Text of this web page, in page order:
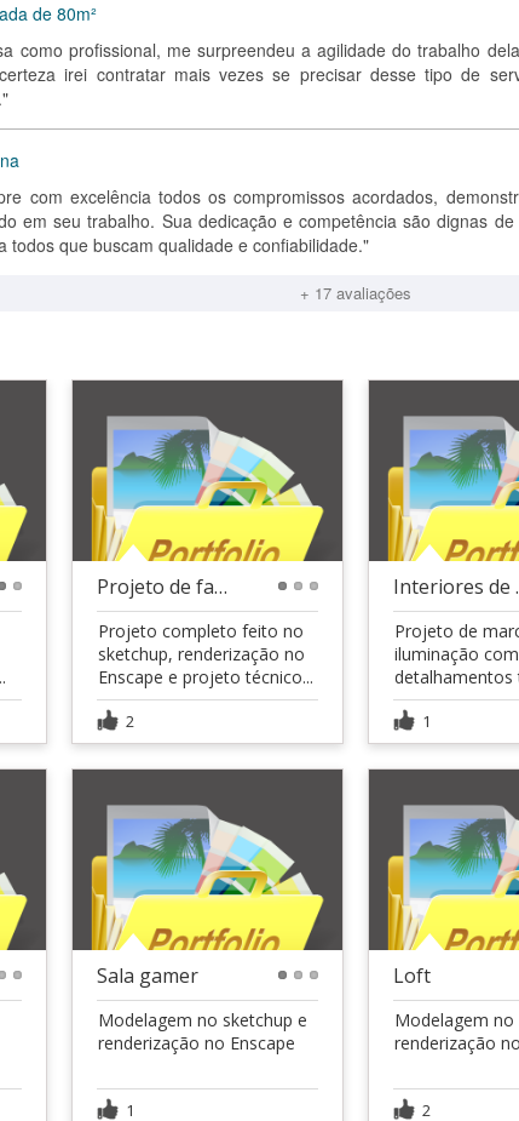
de 80m²
como profissional, me surpreendeu a agilidade do trabalho
irei contratar mais vezes se precisar desse tipo de
com excelência todos os compromissos acordados,
em seu trabalho. Sua dedicação e competência são dignas
todos que buscam qualidade e confiabilidade."
+ 17 avaliações
Projeto de fachada externa
Projeto completo feito no
sketchup, renderização no
Enscape e projeto técnico...
2
Projeto de
iluminação com
detalhamentos
1
Sala gamer
Modelagem no sketchup e
renderização no Enscape
1
Loft
Modelagem no
renderização
2